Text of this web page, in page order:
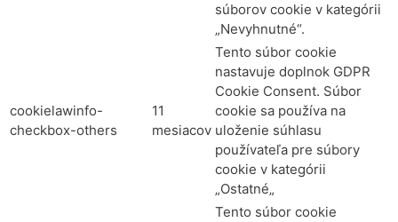
súborov cookie v kategórii
„Nevyhnutné“.
cookielawinfo-
checkbox-others
11
mesiacov
Tento súbor cookie
nastavuje doplnok GDPR
Cookie Consent. Súbor
cookie sa používa na
uloženie súhlasu
používateľa pre súbory
cookie v kategórii
„Ostatné„
Tento súbor cookie